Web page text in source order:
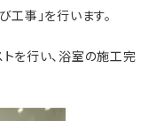
事」を行います。
を行い、浴室の施工完